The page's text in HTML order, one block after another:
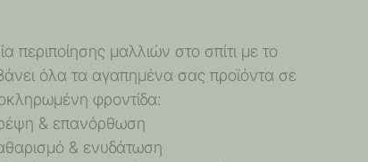
περιποίησης μαλλιών στο σπίτι με το
όλα τα αγαπημένα σας προϊόντα σε
φροντίδα:
& επανόρθωση
& ενυδάτωση